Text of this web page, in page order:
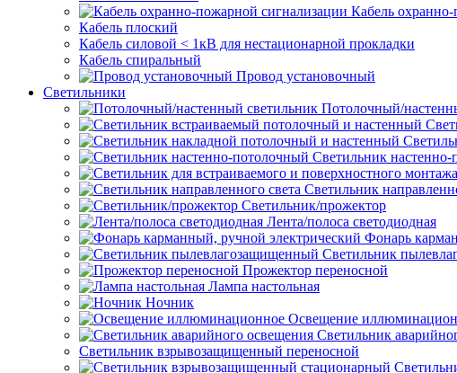
Кабель
Кабель плоский
Кабель силовой < 1кВ для нестационарной прокладки
Кабель спиральный
Провод установочный
Светильники
Потолочный/
Светильник
Светильник
Светильник/прожектор
Лента/полоса светодиодная
Фонарь
Светильник
Прожектор переносной
Лампа настольная
Ночник
Освещение
Светильник
Светильник взрывозащищенный переносной